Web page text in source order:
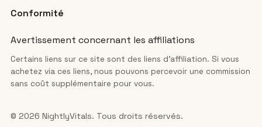
Conformité
Avertissement concernant les affiliations
Certains liens sur ce site sont des liens d’affiliation. Si vous
achetez via ces liens, nous pouvons percevoir une commission
sans coût supplémentaire pour vous.
© 2026 NightlyVitals. Tous droits réservés.